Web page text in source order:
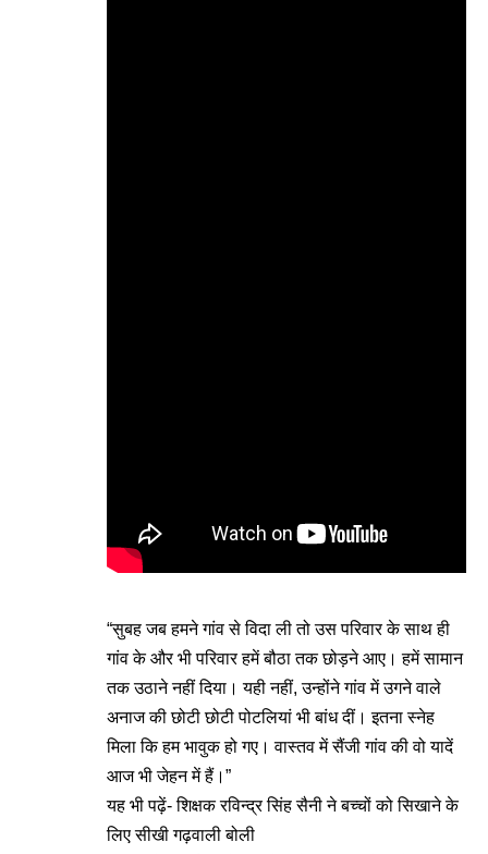
“सुबह जब हमने गांव से विदा ली तो उस परिवार के साथ ही
गांव के और भी परिवार हमें बौठा तक छोड़ने आए। हमें सामान
तक उठाने नहीं दिया। यही नहीं, उन्होंने गांव में उगने वाले
अनाज की छोटी छोटी पोटलियां भी बांध दीं। इतना स्नेह
मिला कि हम भावुक हो गए। वास्तव में सैंजी गांव की वो यादें
आज भी जेहन में हैं।”
यह भी पढ़ें-शिक्षक रविन्द्र सिंह सैनी ने बच्चों को सिखाने के
लिए सीखी गढ़वाली बोली